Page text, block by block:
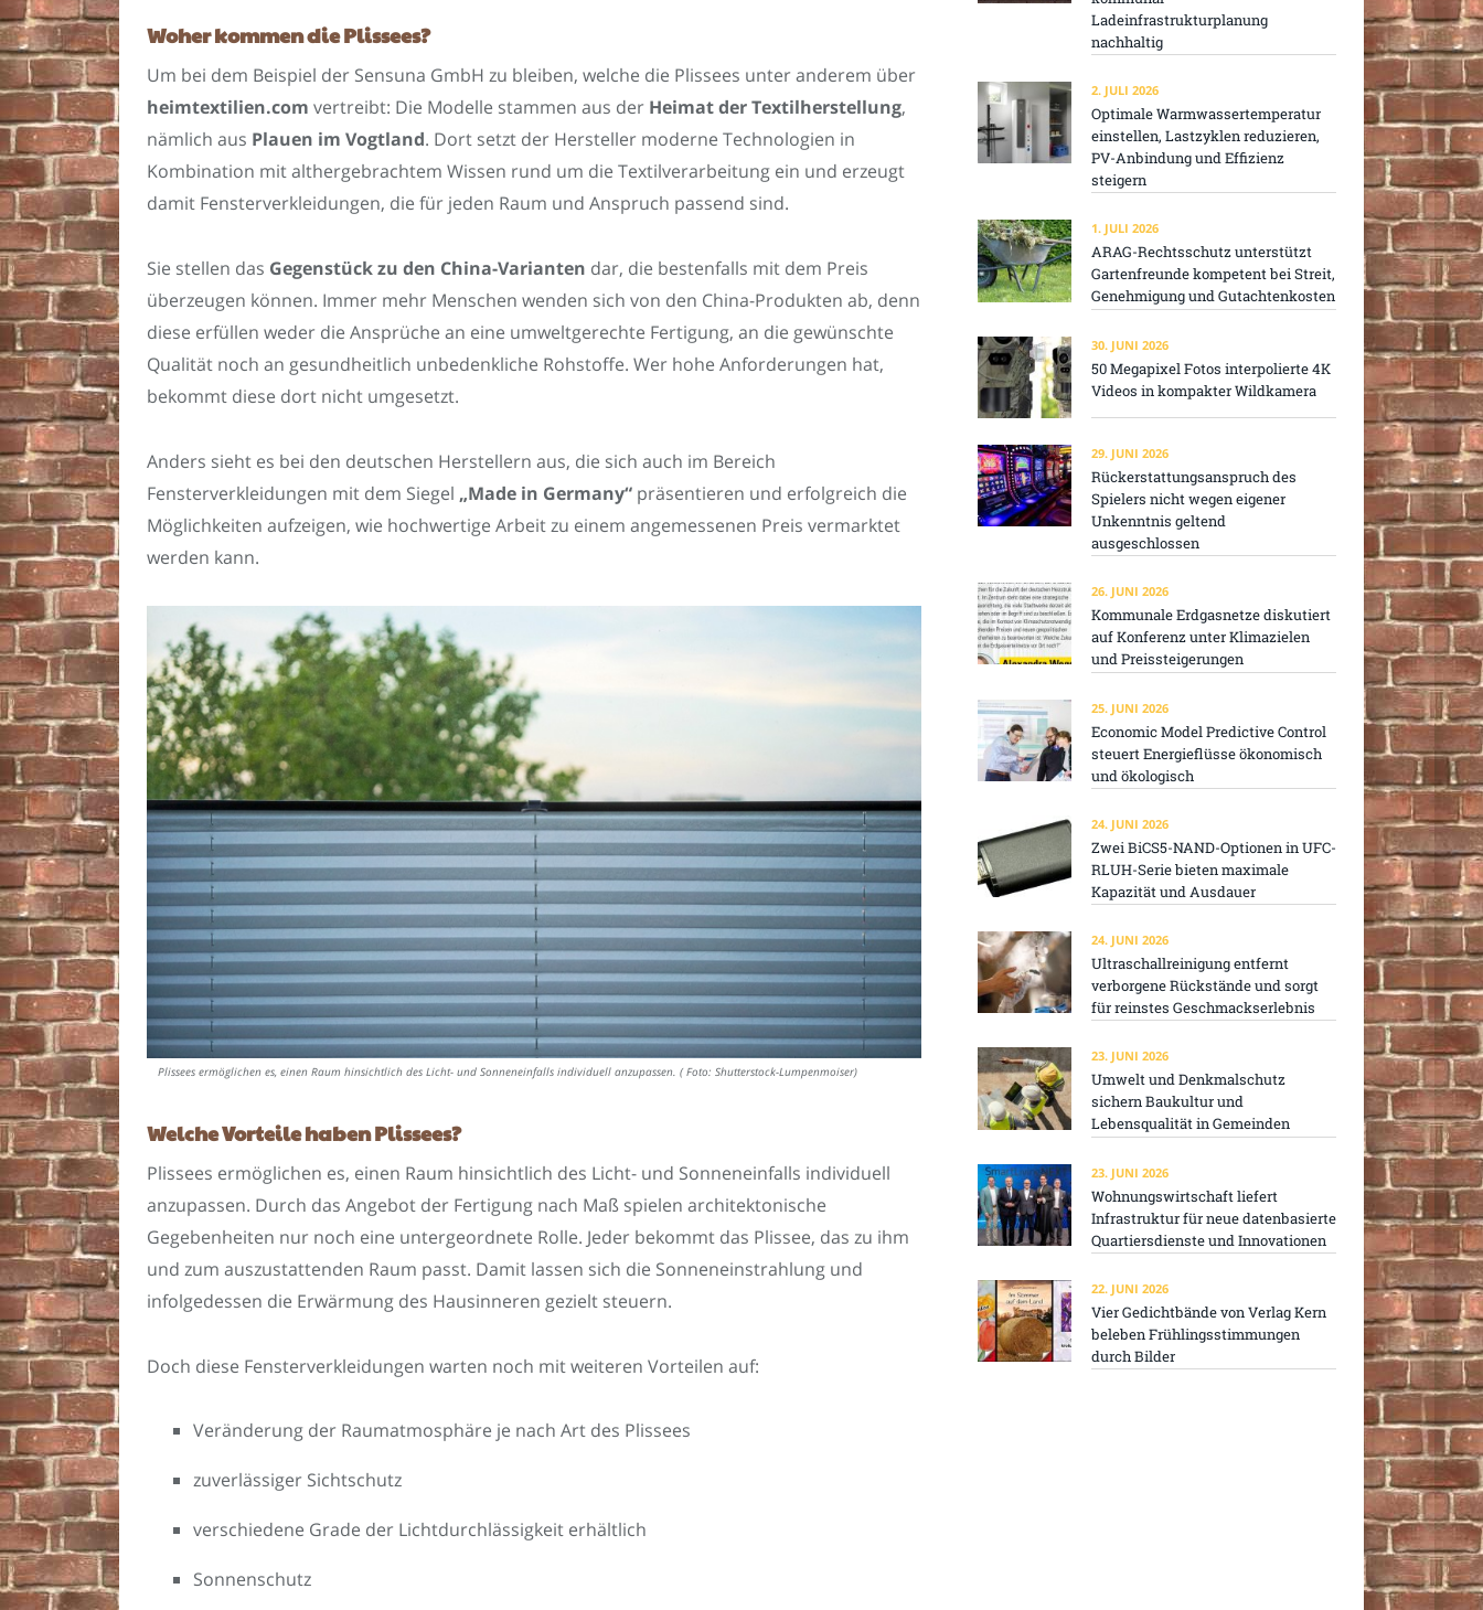
Woher kommen die Plissees?
Um bei dem Beispiel der Sensuna GmbH zu bleiben, welche die Plissees unter anderem über
heimtextilien.com vertreibt: Die Modelle stammen aus der Heimat der Textilherstellung,
nämlich aus Plauen im Vogtland. Dort setzt der Hersteller moderne Technologien in
Kombination mit althergebrachtem Wissen rund um die Textilverarbeitung ein und erzeugt
damit Fensterverkleidungen, die für jeden Raum und Anspruch passend sind.
Sie stellen das Gegenstück zu den China-Varianten dar, die bestenfalls mit dem Preis
überzeugen können. Immer mehr Menschen wenden sich von den China-Produkten ab, denn
diese erfüllen weder die Ansprüche an eine umweltgerechte Fertigung, an die gewünschte
Qualität noch an gesundheitlich unbedenkliche Rohstoffe. Wer hohe Anforderungen hat,
bekommt diese dort nicht umgesetzt.
Anders sieht es bei den deutschen Herstellern aus, die sich auch im Bereich
Fensterverkleidungen mit dem Siegel „Made in Germany“ präsentieren und erfolgreich die
Möglichkeiten aufzeigen, wie hochwertige Arbeit zu einem angemessenen Preis vermarktet
werden kann.
Plissees ermöglichen es, einen Raum hinsichtlich des Licht- und Sonneneinfalls individuell anzupassen. ( Foto: Shutterstock-Lumpenmoiser)
Welche Vorteile haben Plissees?
Plissees ermöglichen es, einen Raum hinsichtlich des Licht- und Sonneneinfalls individuell
anzupassen. Durch das Angebot der Fertigung nach Maß spielen architektonische
Gegebenheiten nur noch eine untergeordnete Rolle. Jeder bekommt das Plissee, das zu ihm
und zum auszustattenden Raum passt. Damit lassen sich die Sonneneinstrahlung und
infolgedessen die Erwärmung des Hausinneren gezielt steuern.
Doch diese Fensterverkleidungen warten noch mit weiteren Vorteilen auf:
Veränderung der Raumatmosphäre je nach Art des Plissees
zuverlässiger Sichtschutz
verschiedene Grade der Lichtdurchlässigkeit erhältlich
Sonnenschutz
Ladeinfrastrukturplanung
nachhaltig
2. JULI 2026
Optimale Warmwassertemperatur
einstellen, Lastzyklen reduzieren,
PV-Anbindung und Effizienz
steigern
1. JULI 2026
ARAG-Rechtsschutz unterstützt
Gartenfreunde kompetent bei Streit,
Genehmigung und Gutachtenkosten
30. JUNI 2026
50 Megapixel Fotos interpolierte 4K
Videos in kompakter Wildkamera
29. JUNI 2026
Rückerstattungsanspruch des
Spielers nicht wegen eigener
Unkenntnis geltend
ausgeschlossen
26. JUNI 2026
Kommunale Erdgasnetze diskutiert
auf Konferenz unter Klimazielen
und Preissteigerungen
25. JUNI 2026
Economic Model Predictive Control
steuert Energieflüsse ökonomisch
und ökologisch
24. JUNI 2026
Zwei BiCS5-NAND-Optionen in UFC-
RLUH-Serie bieten maximale
Kapazität und Ausdauer
24. JUNI 2026
Ultraschallreinigung entfernt
verborgene Rückstände und sorgt
für reinstes Geschmackserlebnis
23. JUNI 2026
Umwelt und Denkmalschutz
sichern Baukultur und
Lebensqualität in Gemeinden
23. JUNI 2026
Wohnungswirtschaft liefert
Infrastruktur für neue datenbasierte
Quartiersdienste und Innovationen
22. JUNI 2026
Vier Gedichtbände von Verlag Kern
beleben Frühlingsstimmungen
durch Bilder